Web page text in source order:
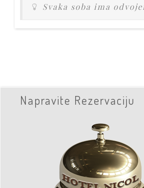
Svaka soba ima
Napravite Rezervaciju